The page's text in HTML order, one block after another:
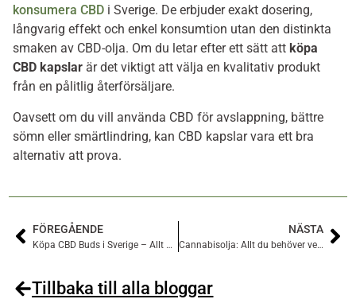
konsumera CBD i Sverige. De erbjuder exakt dosering,
långvarig effekt och enkel konsumtion utan den distinkta
smaken av CBD-olja. Om du letar efter ett sätt att köpa
CBD kapslar är det viktigt att välja en kvalitativ produkt
från en pålitlig återförsäljare.
Oavsett om du vill använda CBD för avslappning, bättre
sömn eller smärtlindring, kan CBD kapslar vara ett bra
alternativ att prova.
FÖREGÅENDE
Köpa CBD Buds i Sverige – Allt du behöver veta
NÄSTA
Cannabisolja: Allt du behöver veta om användning och köp
Tillbaka till alla bloggar